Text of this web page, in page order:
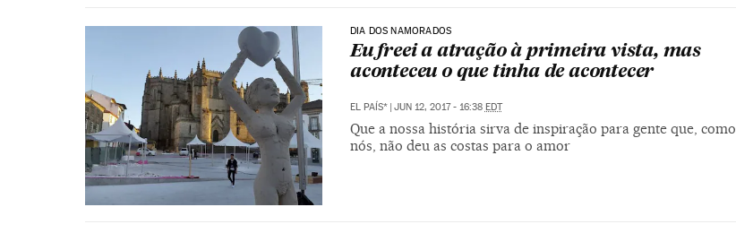
DIA DOS NAMORADOS
Eu freei a atração à primeira vista, mas
aconteceu o que tinha de acontecer
EL PAÍS* JUN 12, 2017 - 16:38 EDT
Que a nossa história sirva de inspiração para gente que, como
nós, não deu as costas para o amor